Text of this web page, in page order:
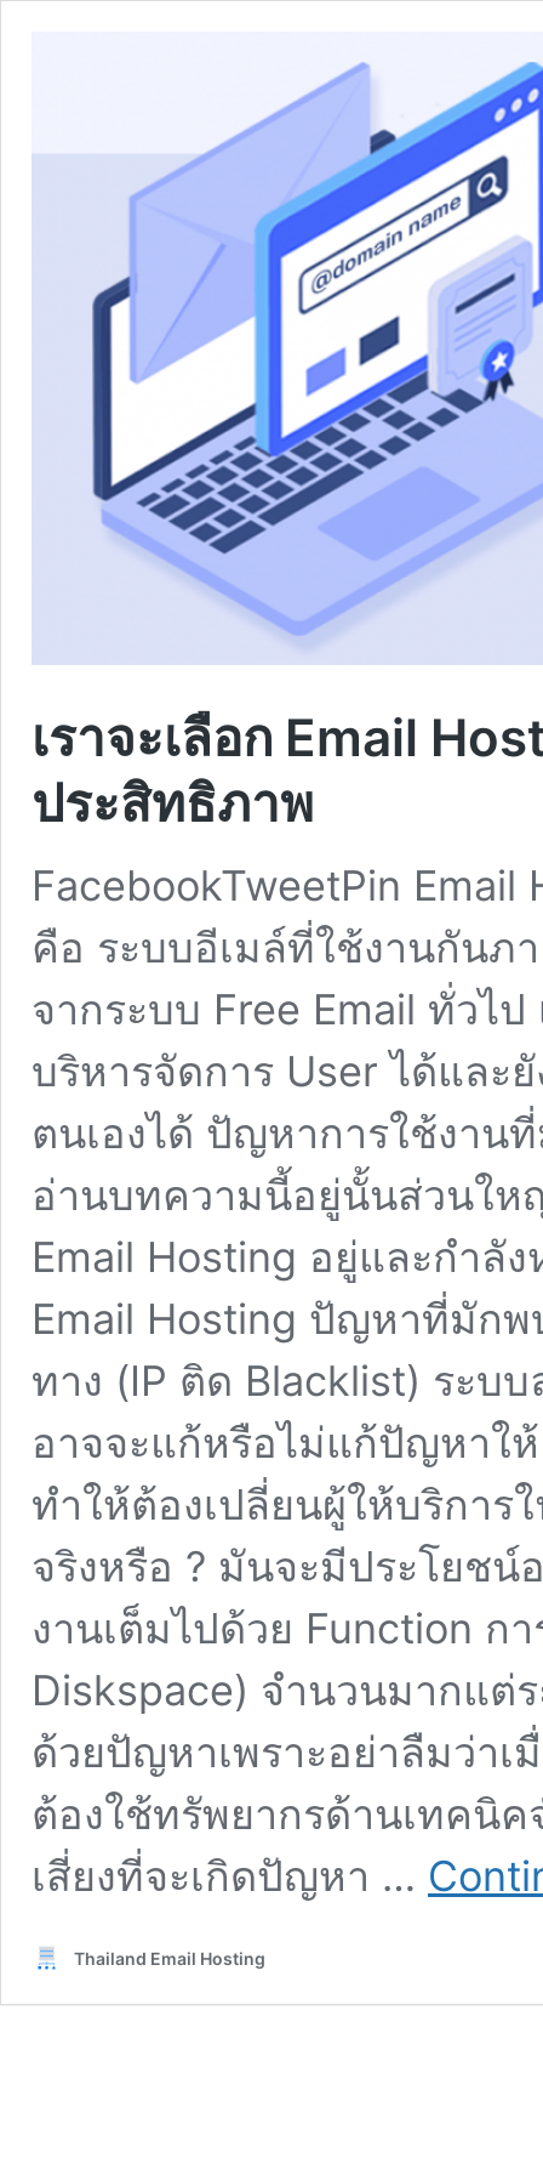
เราจะเลือก Email
ประสิทธิภาพ
FacebookTweetPin Email
คือ ระบบอีเมล์ที่ใช้งานกันภ
จากระบบ Free Email ทั่วไ
บริหารจัดการ User ได้และ
ตนเองได้ ปัญหาการใช้งาน
อ่านบทความนี้อยู่นั้นส่วนใ
Email Hosting อยู่และกำลั
Email Hosting ปัญหาที่มักพ
ทาง (IP ติด Blacklist) ระบ
อาจจะแก้หรือไม่แก้ปัญหาใ
ทำให้ต้องเปลี่ยนผู้ให้บริการ
จริงหรือ ? มันจะมีประโยชน์
งานเต็มไปด้วย Function ก
Diskspace) จำนวนมากแต่
ด้วยปัญหาเพราะอย่าลืมว่าเ
ต้องใช้ทรัพยากรด้านเทคนิ
เสี่ยงที่จะเกิดปัญหา …
Thailand Email Hosting